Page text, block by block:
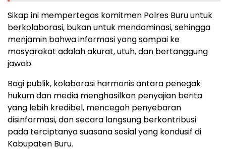
Sikap ini mempertegas komitmen Polres Buru untuk
berkolaborasi, bukan untuk mendominasi, sehingga
menjamin bahwa informasi yang sampai ke
masyarakat adalah akurat, utuh, dan bertanggung
jawab.
Bagi publik, kolaborasi harmonis antara penegak
hukum dan media menghasilkan penyajian berita
yang lebih kredibel, mencegah penyebaran
disinformasi, dan secara langsung berkontribusi
pada terciptanya suasana sosial yang kondusif di
Kabupaten Buru.